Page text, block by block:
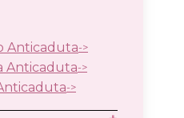
Anticaduta
Anticaduta